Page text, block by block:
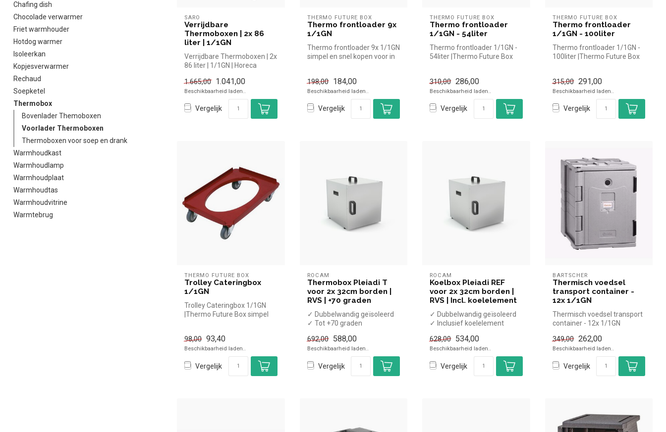
Chafing dish
Chocolade verwarmer
Friet warmhouder
Hotdog warmer
Isoleerkan
Kopjesverwarmer
Rechaud
Soepketel
Thermobox
Bovenlader Themoboxen
Voorlader Thermoboxen
Thermoboxen voor soep en drank
Warmhoudkast
Warmhoudlamp
Warmhoudplaat
Warmhoudtas
Warmhoudvitrine
Warmtebrug
SARO
Verrijdbare
Thermoboxen | 2x 86
liter | 1/1GN
Verrijdbare Thermoboxen | 2x
86 liter | 1/1GN | Horeca
1.665,00 1.041,00
Beschikbaarheid laden..
Vergelijk
THERMO FUTURE BOX
Thermo frontloader 9x
1/1GN
Thermo frontloader 9x 1/1GN
simpel en snel kopen voor in
198,00 184,00
Beschikbaarheid laden..
Vergelijk
THERMO FUTURE BOX
Thermo frontloader
1/1GN - 54liter
Thermo frontloader 1/1GN -
54liter |Thermo Future Box
310,00 286,00
Beschikbaarheid laden..
Vergelijk
THERMO FUTURE BOX
Thermo frontloader
1/1GN - 100liter
Thermo frontloader 1/1GN -
100liter |Thermo Future Box
315,00 291,00
Beschikbaarheid laden..
Vergelijk
THERMO FUTURE BOX
Trolley Cateringbox
1/1GN
Trolley Cateringbox 1/1GN
|Thermo Future Box simpel
98,00 93,40
Beschikbaarheid laden..
Vergelijk
ROCAM
Thermobox Pleiadi T
voor 2x 32cm borden |
RVS | +70 graden
✓ Dubbelwandig geïsoleerd
✓ Tot +70 graden
borden
✓ ...
692,00 588,00
Beschikbaarheid laden..
Vergelijk
ROCAM
Koelbox Pleiadi REF
voor 2x 32cm borden |
RVS | Incl. koelelement
✓ Dubbelwandig geïsoleerd
✓ Inclusief koelelement
bor...
628,00 534,00
Beschikbaarheid laden..
Vergelijk
BARTSCHER
Thermisch voedsel
transport container -
12x 1/1GN
Thermisch voedsel transport
container - 12x 1/1GN
kope...
349,00 262,00
Beschikbaarheid laden..
Vergelijk